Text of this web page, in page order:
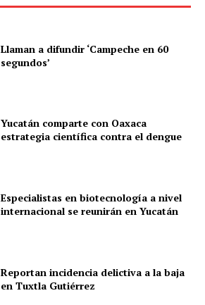
Llaman a difundir ‘Campeche en 60
segundos’
Yucatán comparte con Oaxaca
estrategia científica contra el dengue
Especialistas en biotecnología a nivel
internacional se reunirán en Yucatán
Reportan incidencia delictiva a la baja
en Tuxtla Gutiérrez